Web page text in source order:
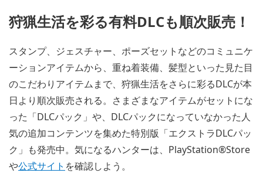
狩猟生活を彩る有料DLCも順次販売！
スタンプ、ジェスチャー、ポーズセットなどのコミュニケ
ーションアイテムから、重ね着装備、髪型といった見た目
のこだわりアイテムまで、狩猟生活をさらに彩るDLCが本
日より順次販売される。さまざまなアイテムがセットにな
った「DLCパック」や、DLCパックになっていなかった人
気の追加コンテンツを集めた特別版「エクストラDLCパッ
ク」も発売中。気になるハンターは、PlayStation®Store
や公式サイト を確認しよう。